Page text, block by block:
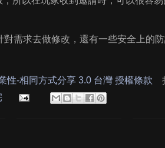
需求去做修改，還有一些安全上的
性-相同方式分享 3.0 台灣 授權條款